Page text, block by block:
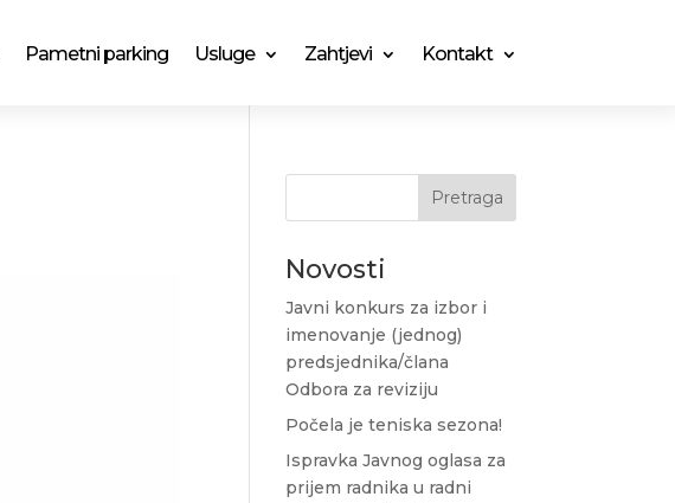
Pametni parking Usluge Zahtjevi Kontakt
Pretraga
Novosti
Javni konkurs za izbor i
imenovanje (jednog)
predsjednika/člana
Odbora za reviziju
Počela je teniska sezona!
Ispravka Javnog oglasa za
prijem radnika u radni